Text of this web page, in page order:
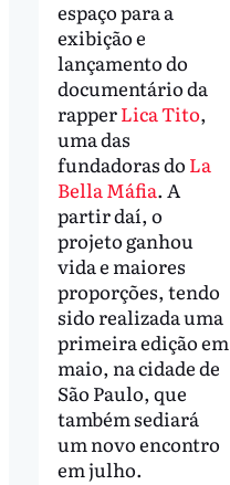
espaço para a
exibição e
lançamento do
documentário da
rapperLica Tito,
uma das
fundadoras do La
Bella Máfia. A
partir daí, o
projeto ganhou
vida e maiores
proporções, tendo
sido realizada uma
primeira edição em
maio, na cidade de
São Paulo, que
também sediará
um novo encontro
em julho.